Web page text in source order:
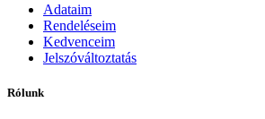
Adataim
Rendeléseim
Kedvenceim
Jelszóváltoztatás
Rólunk